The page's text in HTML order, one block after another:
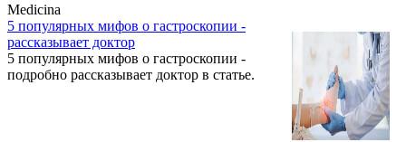
Medicina
5 популярных мифов о гастроскопии -
рассказывает доктор
5 популярных мифов о гастроскопии -
подробно рассказывает доктор в статье.